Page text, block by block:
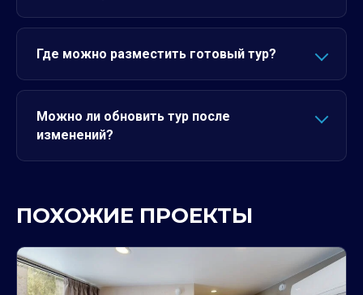
Где можно разместить готовый тур?
Можно ли обновить тур после
изменений?
ПОХОЖИЕ ПРОЕКТЫ